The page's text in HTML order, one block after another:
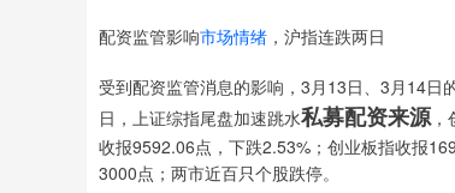
配资监管影响市场情绪 ，沪指连跌两日
受到配资监管消息的影响，3月13日、3月14日
日，上证综指尾盘加速跳水私募配资来源，
收报9592.06点，下跌2.53%；创业板指收报
3000点；两市近百只个股跌停。